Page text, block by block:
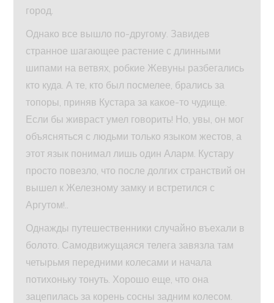
город.
Однако все вышло по-другому. Завидев
странное шагающее растение с длинными
шипами на ветвях, робкие Жевуны разбегались
кто куда. А те, кто был посмелее, брались за
топоры, приняв Кустара за какое-то чудище.
Если бы живраст умел говорить! Но, увы, он мог
объясняться с людьми только языком жестов, а
этот язык понимал лишь один Аларм. Кустару
просто повезло, что после долгих странствий он
вышел к Железному замку и встретился с
Аргутом!..
Однажды путешественники случайно въехали в
болото. Самодвижущаяся телега завязла там
четырьмя передними колесами и начала
потихоньку тонуть. Хорошо еще, что она
зацепилась за корень сосны задним колесом.